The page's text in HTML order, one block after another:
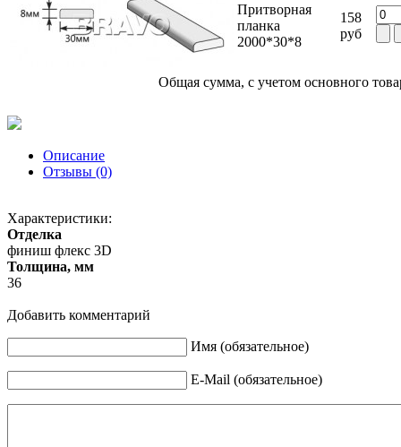
Притворная
планка
2000*30*8
158
руб
Общая сумма, с учетом основного
Описание
Отзывы (0)
Характеристики:
Отделка
финиш флекс 3D
Толщина, мм
36
Добавить комментарий
Имя (обязательное)
E-Mail (обязательное)